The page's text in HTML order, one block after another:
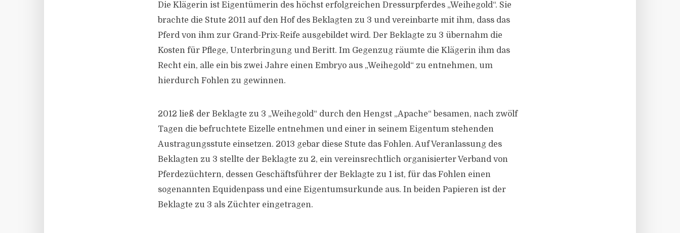
Die Klägerin ist Eigentümerin des höchst erfolgreichen Dressurpferdes „Weihegold“. Sie
brachte die Stute 2011 auf den Hof des Beklagten zu 3 und vereinbarte mit ihm, dass das
Pferd von ihm zur Grand-Prix-Reife ausgebildet wird. Der Beklagte zu 3 übernahm die
Kosten für Pflege, Unterbringung und Beritt. Im Gegenzug räumte die Klägerin ihm das
Recht ein, alle ein bis zwei Jahre einen Embryo aus „Weihegold“ zu entnehmen, um
hierdurch Fohlen zu gewinnen.
2012 ließ der Beklagte zu 3 „Weihegold“ durch den Hengst „Apache“ besamen, nach zwölf
Tagen die befruchtete Eizelle entnehmen und einer in seinem Eigentum stehenden
Austragungsstute einsetzen. 2013 gebar diese Stute das Fohlen. Auf Veranlassung des
Beklagten zu 3 stellte der Beklagte zu 2, ein vereinsrechtlich organisierter Verband von
Pferdezüchtern, dessen Geschäftsführer der Beklagte zu 1 ist, für das Fohlen einen
sogenannten Equidenpass und eine Eigentumsurkunde aus. In beiden Papieren ist der
Beklagte zu 3 als Züchter eingetragen.